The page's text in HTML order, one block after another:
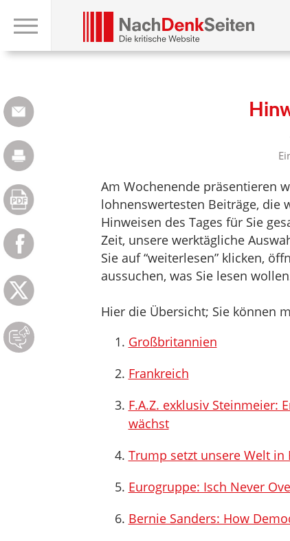
Am Wochenende präsentieren
lohnenswertesten Beiträge, die
Hinweisen des Tages für Sie
Zeit, unsere werktägliche
Sie auf “weiterlesen” klicken,
aussuchen, was Sie lesen
Hier die Übersicht; Sie können
Großbritannien
Frankreich
F.A.Z. exklusiv Steinmeier:
wächst
Trump setzt unsere Welt
Eurogruppe: Isch Never
Bernie Sanders: How